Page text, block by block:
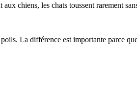
chiens, les chats toussent rarement
La différence est importante parce